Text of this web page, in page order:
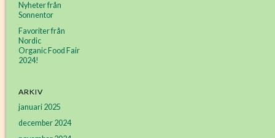
Nyheter från
Sonnentor
Favoriter från
Nordic
Organic Food Fair
2024!
ARKIV
januari 2025
december 2024